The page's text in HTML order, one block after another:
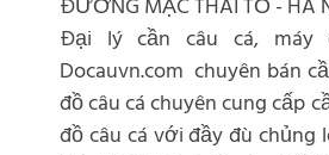
ĐƯỜNG MẠC THÁI TỔ - HÀ
Đại lý cần câu cá, máy
Docauvn.com chuyên bán
đồ câu cá chuyên cung cấp
đồ câu cá với đầy đù chủng